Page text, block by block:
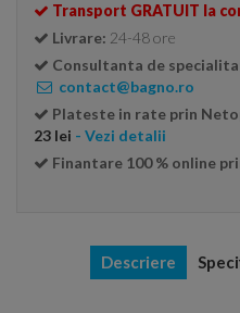
Transport GRATUIT la
Livrare: 24-48 ore
Consultanta de
contact@bagno.ro
Plateste in rate prin
23 lei - Vezi detalii
Finantare 100 % online
Descriere